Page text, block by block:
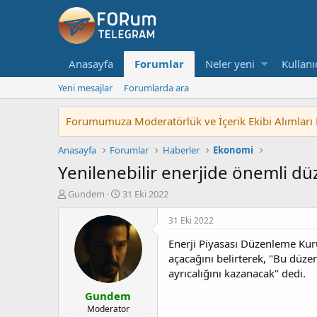
Anasayfa Forumlar Neler yeni
Yeni mesajlar Forumlarda ara
Forumumuza Moderatörlük ve İçerik Ekibi
Anasayfa Forumlar Haberler Ekonomi
Yenilenebilir enerjide önemli
K
Gundem
B
ş
l
a
n
g
ı
ç
t
31 Eki 2022
Gundem
Moderator
31 Eki 2022
Enerji Piyasası Düzenleme
açacağını belirterek, "Bu
ayrıcalığını kazanacak" dedi.